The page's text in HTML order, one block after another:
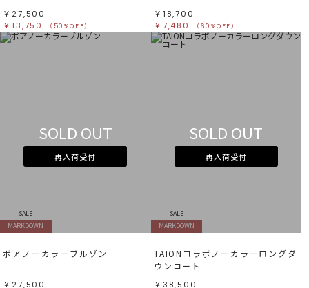
￥27,500
￥13,750
（50%OFF）
￥18,700
￥7,480
（60%OFF）
SOLD OUT
再入荷受付
SALE
MARKDOWN
ボアノーカラーブルゾン
￥27,500
SOLD OUT
再入荷受付
SALE
MARKDOWN
TAIONコラボノーカラーロングダ
ウンコート
￥38,500